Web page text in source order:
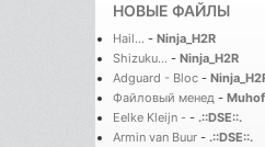
НОВЫЕ ФАЙЛЫ
Hail... - Ninja_H2R
Shizuku... - Ninja_H2R
Adguard - Bloc -
Файловый менед -
Eelke Kleijn - - .::DSE::.
Armin van Buur - .::DSE::.